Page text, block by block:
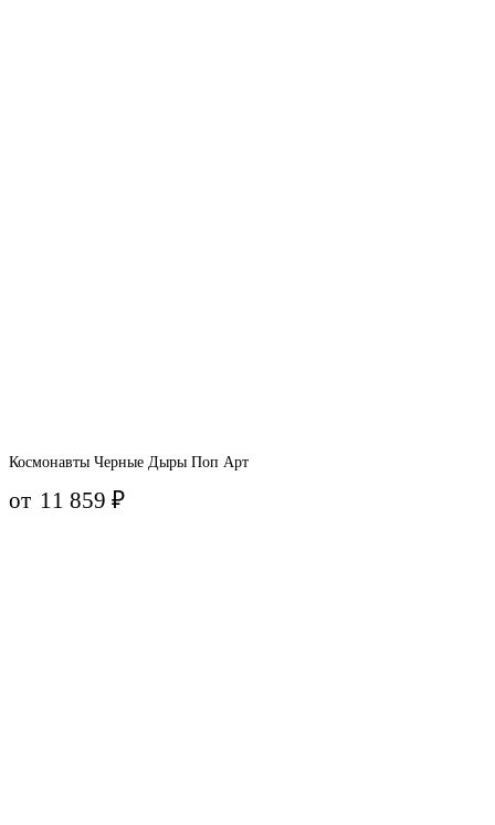
Космонавты Черные Дыры Поп Арт
от 11 859₽